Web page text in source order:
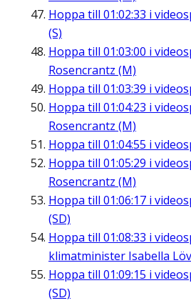
Hoppa till 01:02:33 i
(S)
Hoppa till 01:03:00 i
Rosencrantz (M)
Hoppa till 01:03:39 i
Hoppa till 01:04:23 i
Rosencrantz (M)
Hoppa till 01:04:55 i
Hoppa till 01:05:29 i
Rosencrantz (M)
Hoppa till 01:06:17 i
(SD)
Hoppa till 01:08:33 i
klimatminister Isabella
Hoppa till 01:09:15 i
(SD)